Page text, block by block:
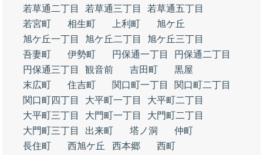
若草通二丁目
若草通三丁目
若草通五丁目
若宮町
相生町 上利町
旭ケ丘
旭ケ丘一丁目
旭ケ丘二丁目
旭ケ丘三丁目
吾妻町
伊勢町 円保通一丁目
円保通二丁目
円保通三丁目
観音前 吉田町
黒屋
末広町
住吉町 関口町一丁目
関口町二丁目
関口町四丁目
大平町一丁目
大平町二丁目
大平町三丁目
大門町一丁目
大門町二丁目
大門町三丁目
出来町 塔ノ洞
仲町
長住町
西旭ケ丘 西本郷
西町